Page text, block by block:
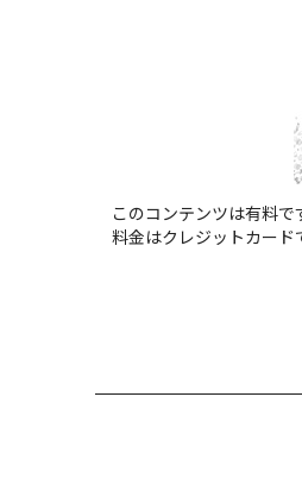
このコンテンツは有料
料金はクレジットカード